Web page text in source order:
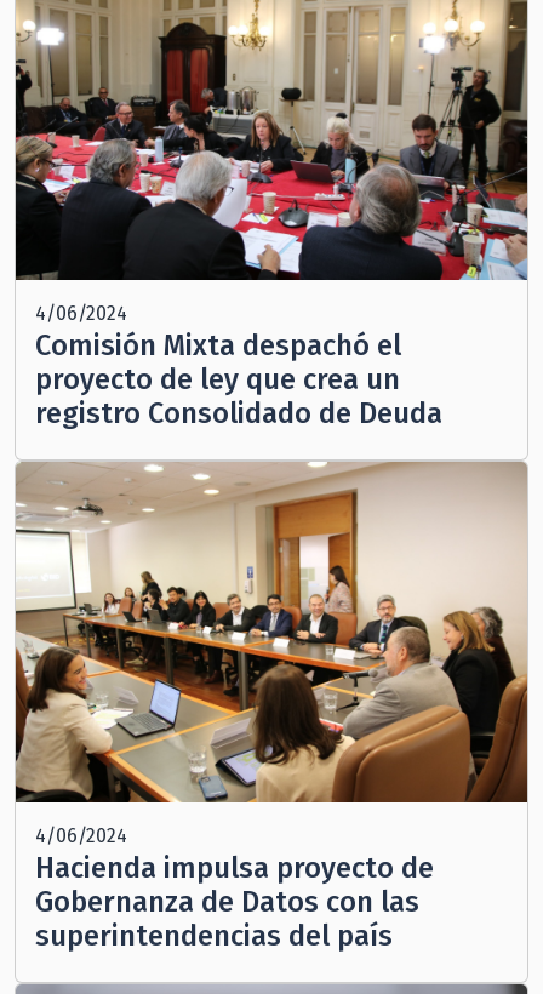
4/06/2024
Comisión Mixta despachó el
proyecto de ley que crea un
registro Consolidado de Deuda
4/06/2024
Hacienda impulsa proyecto de
Gobernanza de Datos con las
superintendencias del país